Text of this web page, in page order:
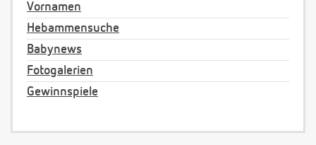
Vornamen
Hebammensuche
Babynews
Fotogalerien
Gewinnspiele